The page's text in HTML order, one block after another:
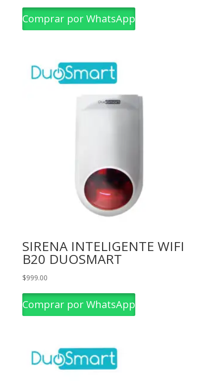
Comprar por WhatsApp
SIRENA INTELIGENTE WIFI
B20 DUOSMART
$999.00
Comprar por WhatsApp